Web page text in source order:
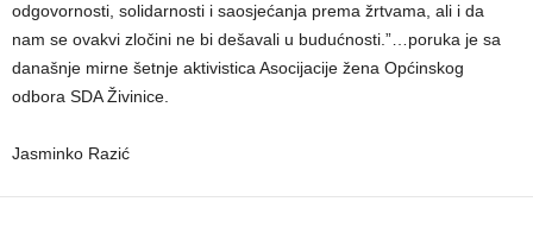
odgovornosti, solidarnosti i saosjećanja prema žrtvama, ali i da
nam se ovakvi zločini ne bi dešavali u budućnosti.”…poruka je sa
današnje mirne šetnje aktivistica Asocijacije žena Općinskog
odbora SDA Živinice.
Jasminko Razić